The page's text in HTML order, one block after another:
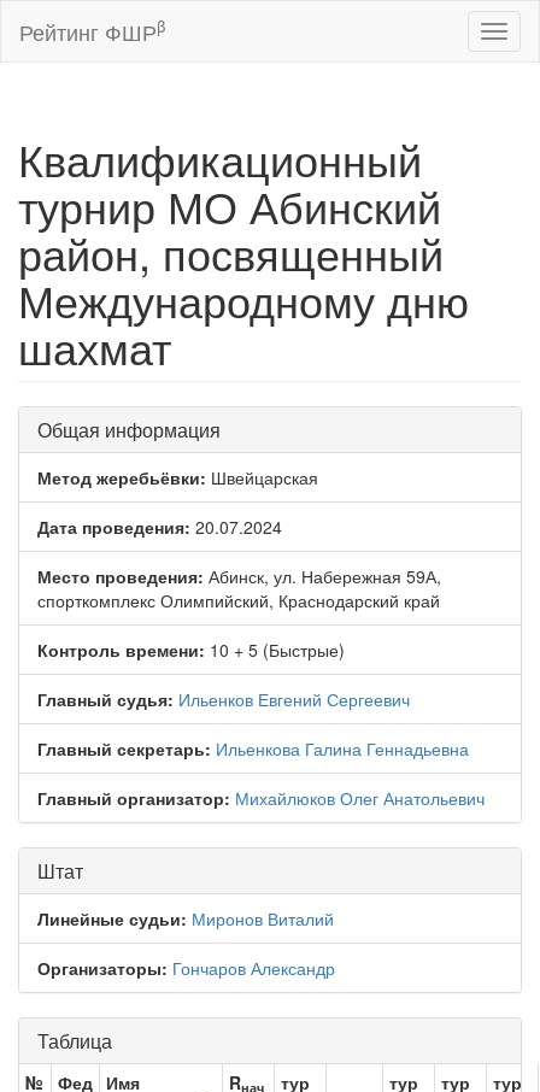
Рейтинг ФШРβ
Квалификационный
турнир МО Абинский
район, посвященный
Международному дню
шахмат
Общая информация
Метод жеребьёвки: Швейцарская
Дата проведения: 20.07.2024
Место проведения: Абинск, ул. Набережная 59А,
спорткомплекс Олимпийский, Краснодарский край
Контроль времени: 10 + 5 (Быстрые)
Главный судья: Ильенков Евгений Сергеевич
Главный секретарь: Ильенкова Галина Геннадьевна
Главный организатор: Михайлюков Олег Анатольевич
Штат
Линейные судьи: Миронов Виталий
Организаторы: Гончаров Александр
Таблица
№ Фед Имя
Rнач
тур
тур
тур
тур